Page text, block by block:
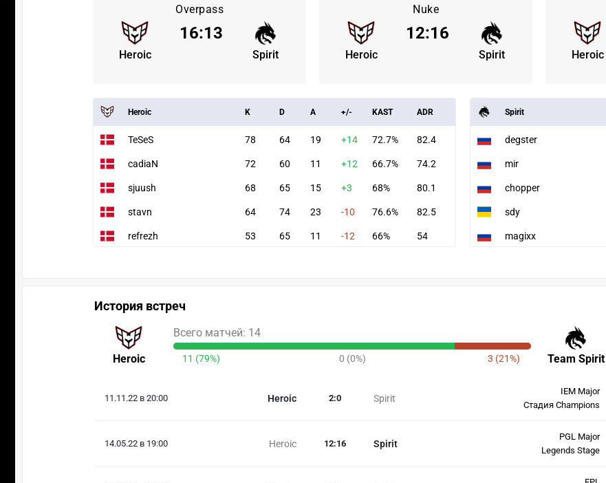
Overpass
Heroic Spirit
16:13
Nuke
Heroic Spirit
12:16
Heroic
Heroic K D A +/- KAST ADR
TeSeS 78 64 19 +14 72.7% 82.4
cadiaN 72 60 11 +12 66.7% 74.2
sjuush 68 65 15 +3 68% 80.1
stavn 64 74 23 -10 76.6% 82.5
refrezh 53 65 11 -12 66% 54
Spirit
degster
mir
chopper
sdy
magixx
История встреч
Heroic Team Spirit
Всего матчей: 14
11 (79%) 0 (0%) 3 (21%)
11.11.22 в 20:00 Heroic Spirit
2:0
IEM Major
Стадия Champions
14.05.22 в 19:00 Heroic Spirit
12:16
PGL Major
Legends Stage